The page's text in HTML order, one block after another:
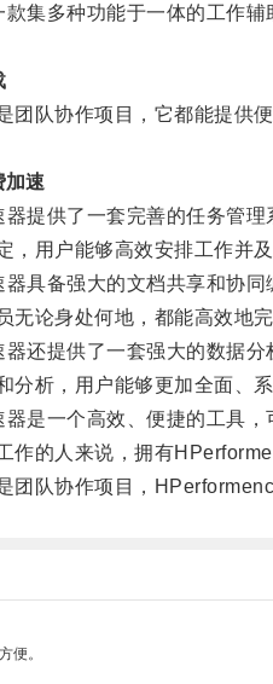
多种功能于一体的工作辅
队协作项目，它都能提供便
加速
供了一套完善的任务管理
用户能够高效安排工作并及
备强大的文档共享和协同
论身处何地，都能高效地完
提供了一套强大的数据分
析，用户能够更加全面、系
一个高效、便捷的工具，
的人来说，拥有
队协作项目，
便。